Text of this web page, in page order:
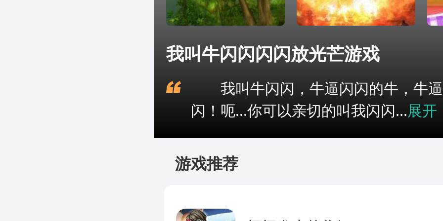
我叫牛闪闪闪闪放光芒游戏
我叫牛闪闪，牛逼闪闪的牛，牛
闪！呃...你可以亲切的叫我闪闪...展开
游戏推荐